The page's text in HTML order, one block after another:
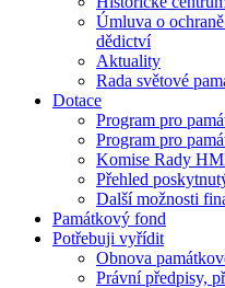
Úmluva o
dědictví
Aktuality
Rada světové
Dotace
Program pro
Program pro
Komise Rady
Přehled
Další možnosti
Památkový fond
Potřebuji vyřídit
Obnova
Právní předpisy,